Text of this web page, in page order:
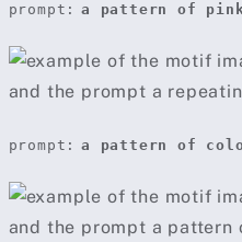
prompt: a pattern of
prompt: a pattern of